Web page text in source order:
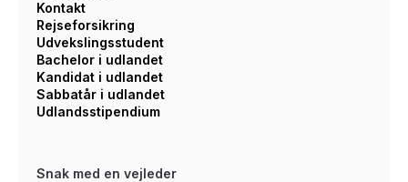
Kontakt
Rejseforsikring
Udvekslingsstudent
Bachelor i udlandet
Kandidat i udlandet
Sabbatår i udlandet
Udlandsstipendium
Snak med en vejleder